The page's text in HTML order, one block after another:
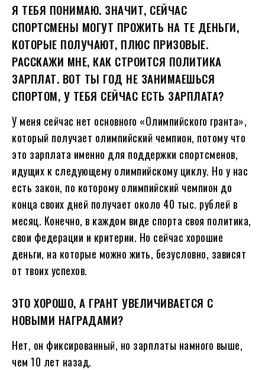
Я ТЕБЯ ПОНИМАЮ. ЗНАЧИТ, СЕЙЧАС
СПОРТСМЕНЫ МОГУТ ПРОЖИТЬ НА ТЕ ДЕНЬГИ,
КОТОРЫЕ ПОЛУЧАЮТ, ПЛЮС ПРИЗОВЫЕ.
РАССКАЖИ МНЕ, КАК СТРОИТСЯ ПОЛИТИКА
ЗАРПЛАТ. ВОТ ТЫ ГОД НЕ ЗАНИМАЕШЬСЯ
СПОРТОМ, У ТЕБЯ СЕЙЧАС ЕСТЬ ЗАРПЛАТА?
У меня сейчас нет основного «Олимпийского гранта»,
который получает олимпийский чемпион, потому что
это зарплата именно для поддержки спортсменов,
идущих к следующему олимпийскому циклу. Но у нас
есть закон, по которому олимпийский чемпион до
конца своих дней получает около 40 тыс. рублей в
месяц. Конечно, в каждом виде спорта своя политика,
свои федерации и критерии. Но сейчас хорошие
деньги, на которые можно жить, безусловно, зависят
от твоих успехов.
ЭТО ХОРОШО, А ГРАНТ УВЕЛИЧИВАЕТСЯ С
НОВЫМИ НАГРАДАМИ?
Нет, он фиксированный, но зарплаты намного выше,
чем 10 лет назад.